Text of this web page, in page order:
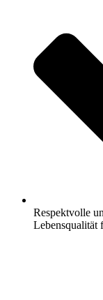
Respektvolle
Lebensqualität